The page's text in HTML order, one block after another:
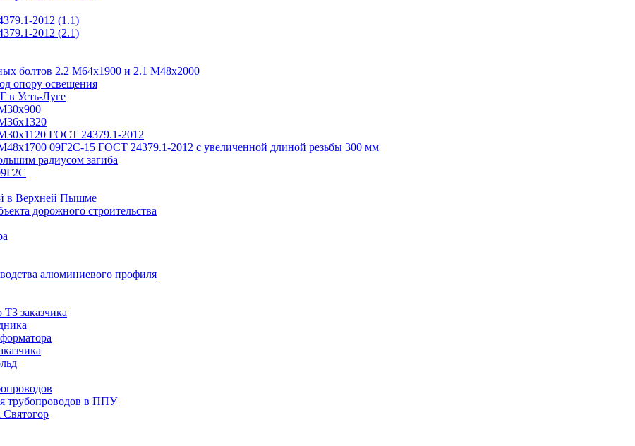
2012 (1.1)
2012 (2.1)
болтов 2.2 М64х1900 и 2.1 М48х2000
опору освещения
в Усть-Луге
ГОСТ 24379.1-2012
09Г2С-15 ГОСТ 24379.1-2012 с увеличенной длиной резьбы 300 мм
радиусом загиба
в Верхней Пышме
дорожного строительства
алюминиевого профиля
заказчика
трубопроводов в ППУ
Святогор